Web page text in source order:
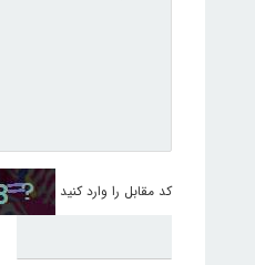
کد مقابل را وارد کنید